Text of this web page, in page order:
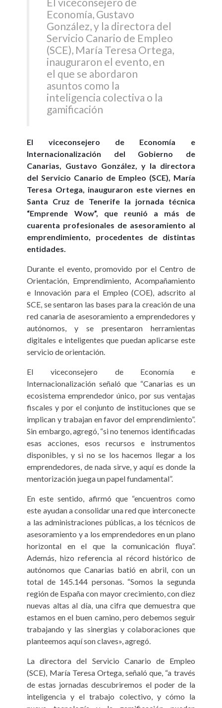
Economía, Gustavo
González, y la directora del
Servicio Canario de Empleo
(SCE), María Teresa Ortega,
inauguraron el evento, en
el que se abordaron
asuntos como la
inteligencia colectiva o la
gamificación
El viceconsejero de Economía e
Internacionalización del Gobierno de
Canarias, Gustavo González, y la directora
del Servicio Canario de Empleo (SCE), María
Teresa Ortega, inauguraron este viernes en
Santa Cruz de Tenerife la jornada técnica
“Emprende Wow”, que reunió a más de
cuarenta profesionales de asesoramiento al
emprendimiento, procedentes de distintas
entidades.
Durante el evento, promovido por el Centro de
Orientación, Emprendimiento, Acompañamiento
e Innovación para el Empleo (COE), adscrito al
SCE, se sentaron las bases para la creación de una
red canaria de asesoramiento a emprendedores y
autónomos, y se presentaron herramientas
digitales e inteligentes que puedan aplicarse este
servicio de orientación.
El viceconsejero de Economía e
Internacionalización señaló que “Canarias es un
ecosistema emprendedor único, por sus ventajas
fiscales y por el conjunto de instituciones que se
implican y trabajan en favor del emprendimiento”.
Sin embargo, agregó, “si no tenemos identificadas
esas acciones, esos recursos e instrumentos
disponibles, y si no se los hacemos llegar a los
emprendedores, de nada sirve, y aquí es donde la
mentorización juega un papel fundamental”.
En este sentido, afirmó que “encuentros como
este ayudan a consolidar una red que interconecte
a las administraciones públicas, a los técnicos de
asesoramiento y a los emprendedores en un plano
horizontal en el que la comunicación fluya”.
Además, hizo referencia al récord histórico de
autónomos que Canarias batió en abril, con un
total de 145.144 personas. “Somos la segunda
región de España con mayor crecimiento, con diez
nuevas altas al día, una cifra que demuestra que
estamos en el buen camino, pero debemos seguir
trabajando y las sinergias y colaboraciones que
planteemos aquí son claves», agregó.
La directora del Servicio Canario de Empleo
(SCE), María Teresa Ortega, señaló que, “a través
de estas jornadas descubriremos el poder de la
inteligencia y el trabajo colectivo, y cómo la